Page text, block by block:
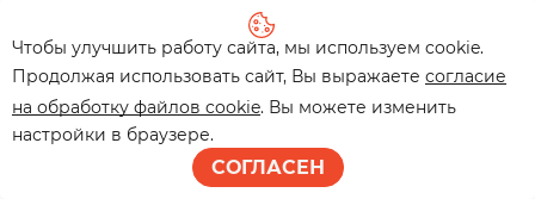
Чтобы улучшить работу сайта, мы используем cookie.
Продолжая использовать сайт, Вы выражаете согласие
на обработку файлов cookie. Вы можете изменить
настройки в браузере.
СОГЛАСЕН
Утепление алюминиевой
рамы
ЖК «Медный всадник»